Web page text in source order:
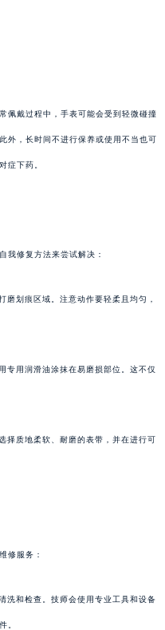
佩戴过程中，手表可能会受到轻微碰撞
外，长时间不进行保养或使用不当也可
症下药。
我修复方法来尝试解决：
磨划痕区域。注意动作要轻柔且均匀，
专用润滑油涂抹在易磨损部位。这不仅
择质地柔软、耐磨的表带，并在进行可
修服务：
洗和检查。技师会使用专业工具和设备
。